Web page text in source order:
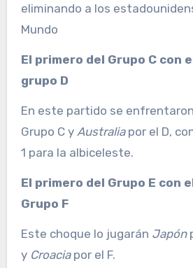
eliminando a los
Mundo
El primero del Grupo C con
grupo D
En este partido se enfrentaron
Grupo C y Australiapor el D,
1 para la albiceleste.
El primero del Grupo E con
Grupo F
Este choque lo jugarán Japón
y Croacia por el F.